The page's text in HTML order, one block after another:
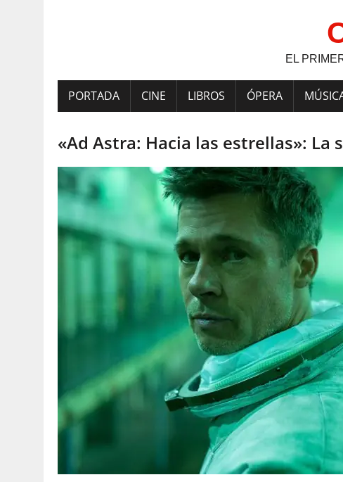
EL
PORTADA CINE LIBROS ÓPERA
«Ad Astra: Hacia las estrellas»: La